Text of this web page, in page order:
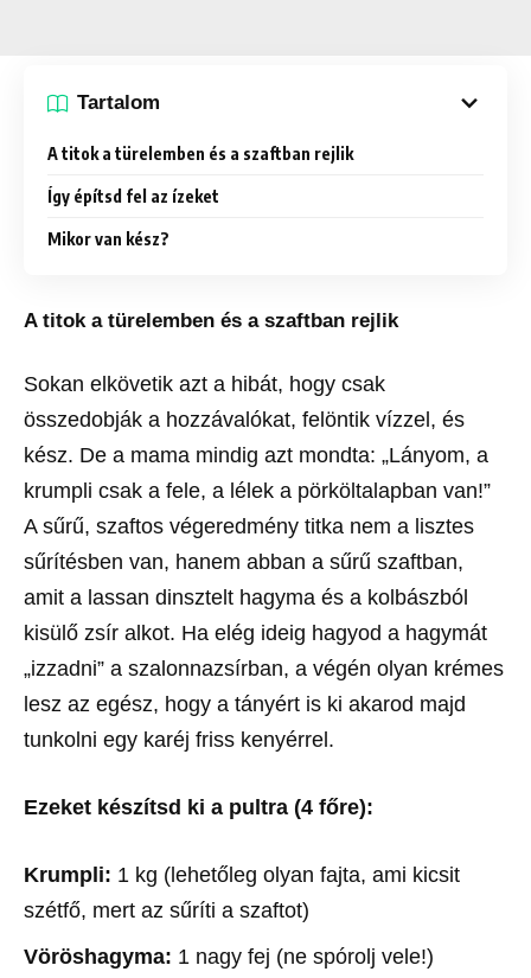
Tartalom
A titok a türelemben és a szaftban rejlik
Így építsd fel az ízeket
Mikor van kész?
A titok a türelemben és a szaftban rejlik
Sokan elkövetik azt a hibát, hogy csak
összedobják a hozzávalókat, felöntik vízzel, és
kész. De a mama mindig azt mondta: „Lányom, a
krumpli csak a fele, a lélek a pörköltalapban van!”
A sűrű, szaftos végeredmény titka nem a lisztes
sűrítésben van, hanem abban a sűrű szaftban,
amit a lassan dinsztelt hagyma és a kolbászból
kisülő zsír alkot. Ha elég ideig hagyod a hagymát
„izzadni” a szalonnazsírban, a végén olyan krémes
lesz az egész, hogy a tányért is ki akarod majd
tunkolni egy karéj friss kenyérrel.
Ezeket készítsd ki a pultra (4 főre):
Krumpli: 1 kg (lehetőleg olyan fajta, ami kicsit
szétfő, mert az sűríti a szaftot)
Vöröshagyma: 1 nagy fej (ne spórolj vele!)